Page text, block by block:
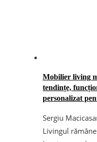
Mobilier living
tendințe,
personalizat
Sergiu
Livingul